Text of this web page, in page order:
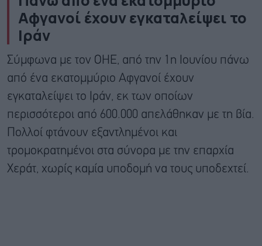
Αφγανοί έχουν εγκαταλείψει το
Ιράν
Σύμφωνα με τον ΟΗΕ, από την 1η Ιουνίου πάνω
από ένα εκατομμύριο Αφγανοί έχουν
εγκαταλείψει το Ιράν, εκ των οποίων
περισσότεροι από 600.000 απελάθηκαν με τη βία.
Πολλοί φτάνουν εξαντλημένοι και
τρομοκρατημένοι στα σύνορα με την επαρχία
Χεράτ, χωρίς καμία υποδομή να τους υποδεχτεί.